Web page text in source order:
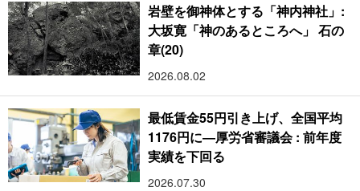
岩壁を御神体とする「神内神社」:
大坂寛「神のあるところへ」 石の
章(20)
2026.08.02
最低賃金55円引き上げ、全国平均
1176円に―厚労省審議会 : 前年度
実績を下回る
2026.07.30